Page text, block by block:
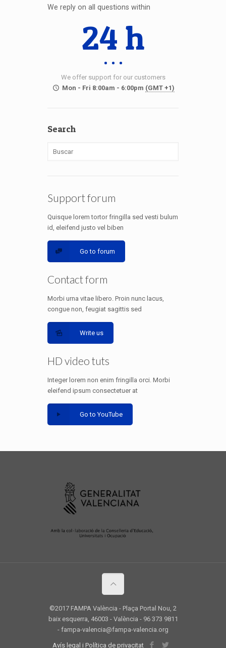
We reply on all questions within
24 h
We offer support for our customers
Mon - Fri 8:00am - 6:00pm (GMT +1)
Search
Support forum
Quisque lorem tortor fringilla sed vesti bulum
id, eleifend justo vel biben
Go to forum
Contact form
Morbi urna vitae libero. Proin nunc lacus,
congue non, feugiat sagittis sed
Write us
HD video tuts
Integer lorem non enim fringilla orci. Morbi
eleifend ipsum consectetuer at
Go to YouTube
©2017 FAMPA València - Plaça Portal Nou, 2
baix esquerra, 46003 - València - 96 373 9811
- fampa-valencia@fampa-valencia.org
Avís legal i Política de privacitat